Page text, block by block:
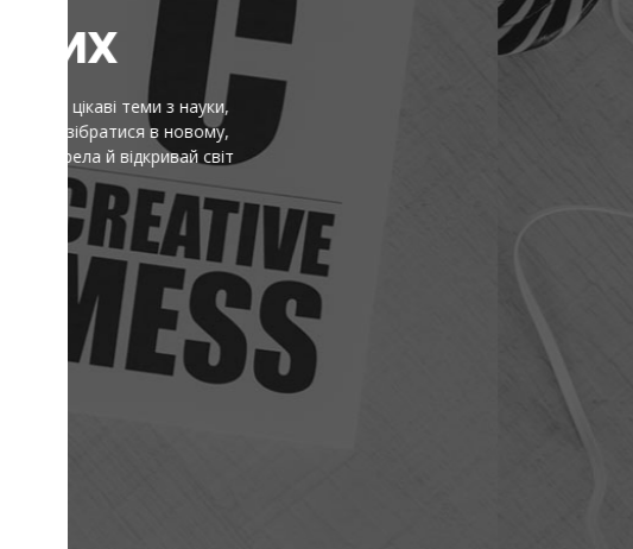
Ідеї, факти й натхнення — це
є короткі пояснення складного,
перевіряй і надихайся — щоб
лише